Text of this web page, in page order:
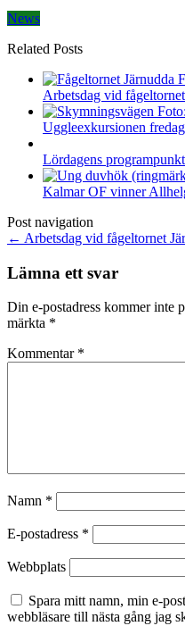
News
Related Posts
Arbetsdag vid
Uggleexkursionen
Lördagens
Kalmar OF vinner
Post navigation
← Arbetsdag vid fågeltornet
Lämna ett svar
Din e-postadress kommer inte
märkta *
Kommentar *
Namn *
E-postadress *
Webbplats
Spara mitt namn, min e-
webbläsare till nästa gång jag